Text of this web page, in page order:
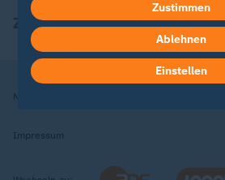
ZDFheute Apps
Nutzungsbedingungen
Impressum
in deinen Einstellungen
Hier findest du das Impressum.
Weitere Informationen findest
Datenschutzerklärung.
Zustimmen
Ablehnen
Einstellen